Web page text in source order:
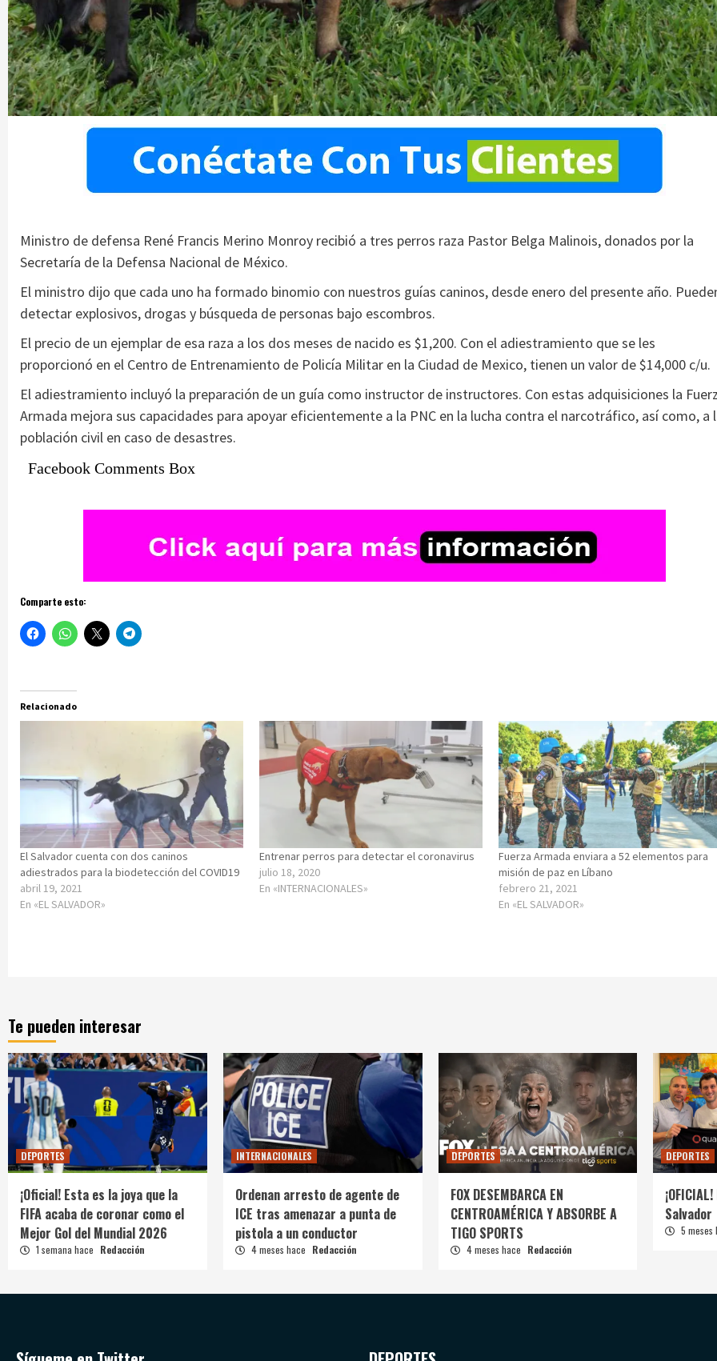
Ministro de defensa René Francis Merino Monroy recibió a tres perros raza Pastor Belga Malinois, donados por la
Secretaría de la Defensa Nacional de México.
El ministro dijo que cada uno ha formado binomio con nuestros guías caninos, desde enero del presente año.
detectar explosivos, drogas y búsqueda de personas bajo escombros.
El precio de un ejemplar de esa raza a los dos meses de nacido es $1,200. Con el adiestramiento que se les
proporcionó en el Centro de Entrenamiento de Policía Militar en la Ciudad de Mexico, tienen un valor de $14,000 c/u.
El adiestramiento incluyó la preparación de un guía como instructor de instructores. Con estas adquisiciones la
Armada mejora sus capacidades para apoyar eficientemente a la PNC en la lucha contra el narcotráfico, así como, a
población civil en caso de desastres.
Facebook Comments Box
Comparte esto:
Relacionado
El Salvador cuenta con dos caninos
adiestrados para la biodetección del COVID19
abril 19, 2021
En «EL SALVADOR»
Entrenar perros para detectar el coronavirus
julio 18, 2020
En «INTERNACIONALES»
Fuerza Armada enviara a 52 elementos para
misión de paz en Líbano
febrero 21, 2021
En «EL SALVADOR»
Te pueden interesar
DEPORTES
¡Oficial! Esta es la joya que la
FIFA acaba de coronar como el
Mejor Gol del Mundial 2026
1 semana hace Redacción
INTERNACIONALES
Ordenan arresto de agente de
ICE tras amenazar a punta de
pistola a un conductor
4 meses hace Redacción
DEPORTES
FOX DESEMBARCA EN
CENTROAMÉRICA Y ABSORBE A
TIGO SPORTS
4 meses hace Redacción
DEPORTES
Salvador
5 meses